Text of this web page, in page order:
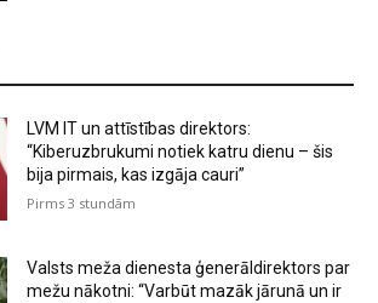
LVM IT un attīstības direktors:
“Kiberuzbrukumi notiek katru dienu – šis
bija pirmais, kas izgāja cauri”
Pirms 3 stundām
Valsts meža dienesta ģenerāldirektors par
mežu nākotni: “Varbūt mazāk jārunā un ir